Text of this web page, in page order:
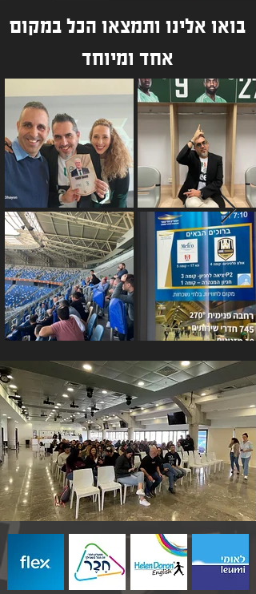
בואו אלינו ותמצאו הכל במקום
אחד ומיוחד